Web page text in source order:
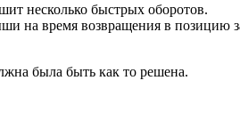
несколько быстрых оборотов.
на время возвращения в позицию
была быть как то решена.